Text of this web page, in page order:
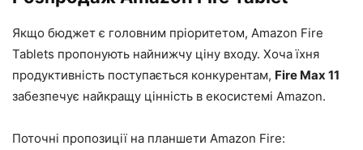
Якщо бюджет є головним пріоритетом, Amazon Fire
Tablets пропонують найнижчу ціну входу. Хоча їхня
продуктивність поступається конкурентам, Fire Max 11
забезпечує найкращу цінність в екосистемі Amazon.
Поточні пропозиції на планшети Amazon Fire: